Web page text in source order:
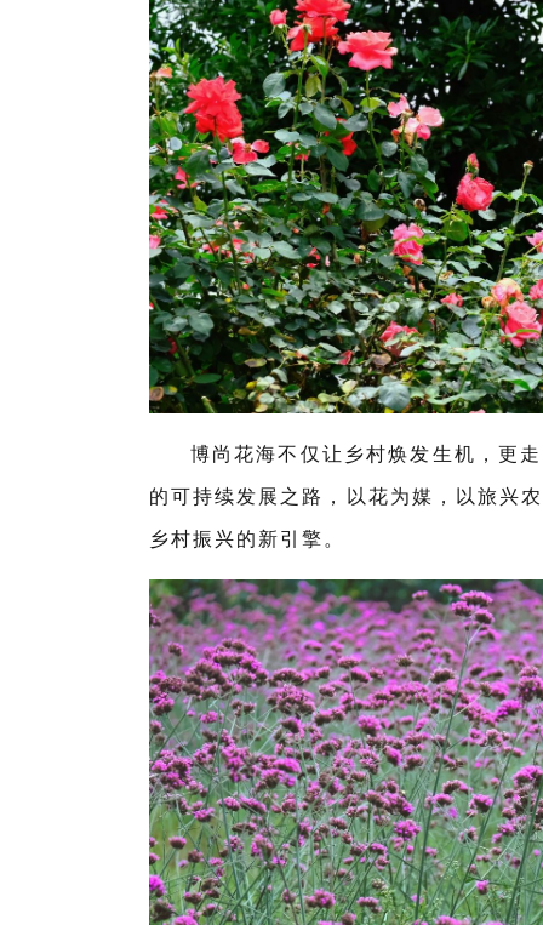
博尚花海不仅让乡村焕发生机，更
的可持续发展之路，以花为媒，以旅兴
乡村振兴的新引擎。